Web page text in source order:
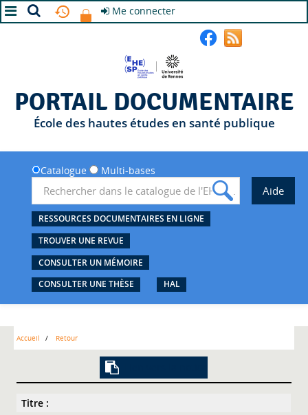
Me connecter
PORTAIL DOCUMENTAIRE
École des hautes études en santé publique
Catalogue Multi-bases
RESSOURCES DOCUMENTAIRES EN LIGNE
TROUVER UNE REVUE
CONSULTER UN MÉMOIRE
CONSULTER UNE THÈSE
HAL
Accueil Retour
Titre :